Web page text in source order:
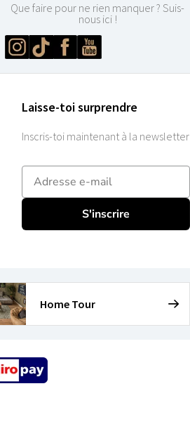
Que faire pour ne rien manquer ? Suis-
nous ici !
Laisse-toi surprendre
Inscris-toi maintenant à la newsletter
E-mailadres
S'inscrire
Home Tour